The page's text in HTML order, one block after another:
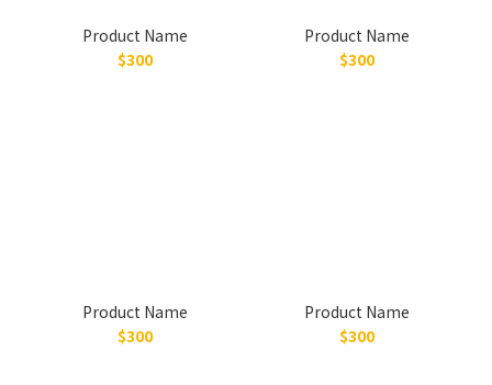
Product Name
$300
Product Name
$300
Product Name
$300
Product Name
$300